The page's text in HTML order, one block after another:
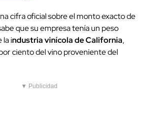
cifra oficial sobre el monto exacto de
que su empresa tenía un peso
la industria vinícola de California,
ciento del vino proveniente del
▼ Publicidad